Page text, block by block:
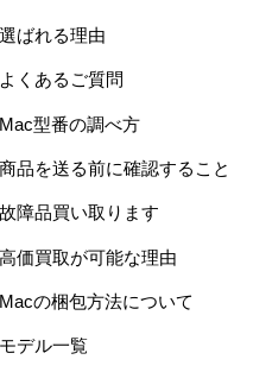
選ばれる理由
よくあるご質問
Mac型番の調べ方
商品を送る前に確認すること
故障品買い取ります
高価買取が可能な理由
Macの梱包方法について
モデル一覧